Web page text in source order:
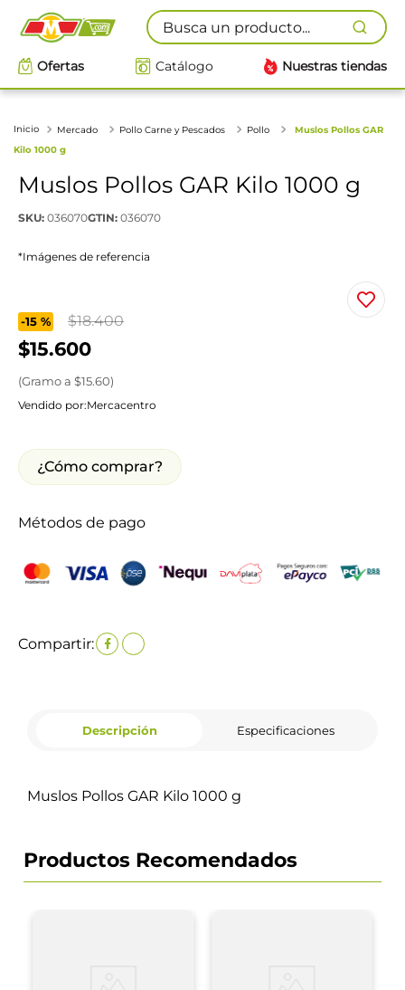
Busca un producto...
Ofertas Catálogo Nuestras tiendas
Mercado Pollo Carne y Pescados Pollo
Muslos Pollos GAR
Kilo 1000 g
Muslos Pollos GAR Kilo 1000 g
SKU: 036070GTIN: 036070
*Imágenes de referencia
-15 % $18.400
$15.600
(Gramoa $15.60)
Vendido por:Mercacentro
¿Cómo comprar?
Métodos de pago
Compartir:
Descripción Especificaciones
Muslos Pollos GAR Kilo 1000 g
Productos Recomendados